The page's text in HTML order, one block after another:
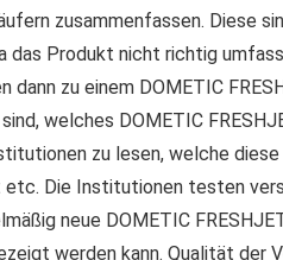
zusammenfassen. Diese
das Produkt nicht richtig
dann zu einem DOMETIC
welches DOMETIC
zu lesen, welche
Die Institutionen testen
neue DOMETIC
werden kann. Qualität der